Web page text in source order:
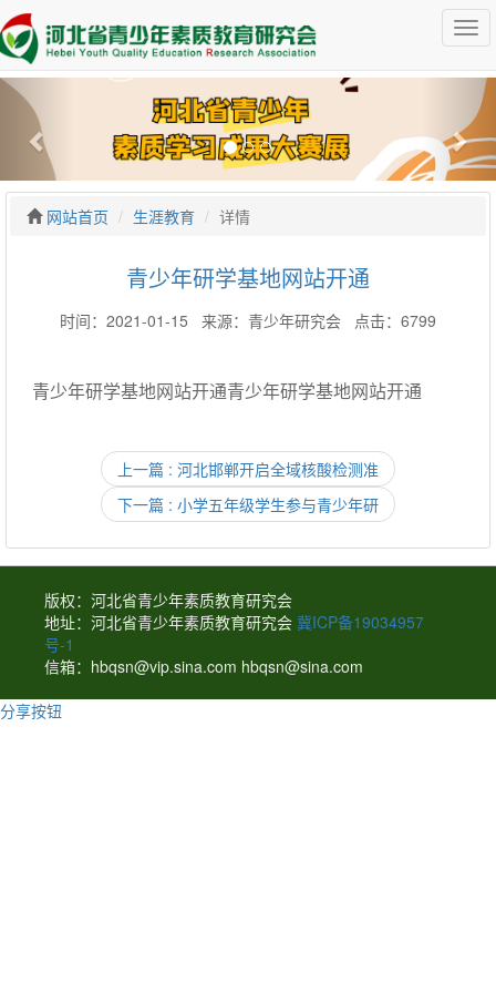
网站首页 生涯教育 详情
青少年研学基地网站开通
时间：2021-01-15 来源：青少年研究会 点击：6799
青少年研学基地网站开通青少年研学基地网站开通
上一篇 : 河北邯郸开启全域核酸检测准
下一篇 : 小学五年级学生参与青少年研
版权：河北省青少年素质教育研究会
地址：河北省青少年素质教育研究会 冀ICP备19034957
号-1
信箱：hbqsn@vip.sina.com hbqsn@sina.com
分享按钮